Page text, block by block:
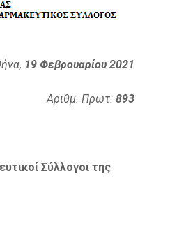
19 Φεβρουαρίου 2021
Αριθμ. Πρωτ. 893
Σύλλογοι της